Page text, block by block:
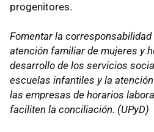
progenitores.
Fomentar la
atención familiar de mujeres y
desarrollo de los servicios
escuelas infantiles y la
las empresas de horarios
faciliten la conciliación. (UPyD)